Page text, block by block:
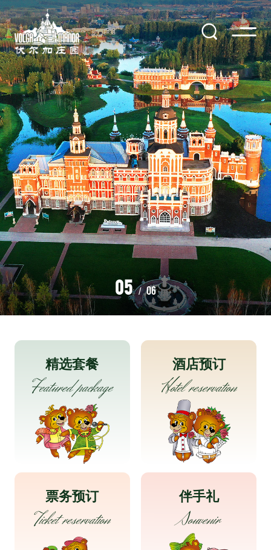
05 / 06
精选套餐
Featured package
酒店预订
Hotel reservation
票务预订
Ticket reservation
伴手礼
Souvenir